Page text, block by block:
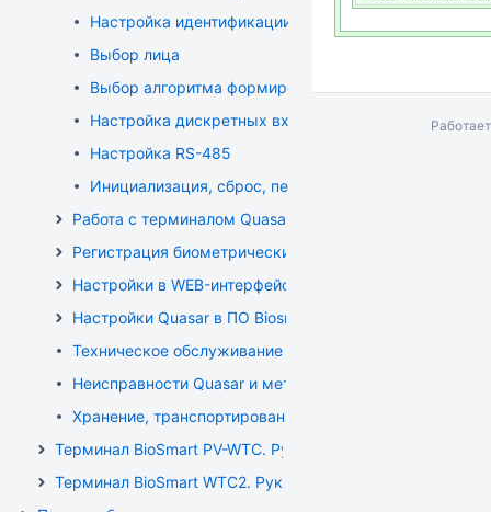
Настройка идентификации в маске
Выбор лица
Выбор алгоритма формирования шаблонов
Настройка дискретных входов
Настройка RS-485
Инициализация, сброс, перезапуск
Работа с терминалом Quasar
Регистрация биометрических шаблонов лиц
Настройки в WEB-интерфейсе Quasar
Настройки Quasar в ПО Biosmart-Studio v6
Техническое обслуживание Quasar
Неисправности Quasar и методы их устранения
Хранение, транспортирование, утилизация Quasar
Терминал BioSmart PV-WTC. Руководство по
Терминал BioSmart WTC2. Руководство по эксплуатации